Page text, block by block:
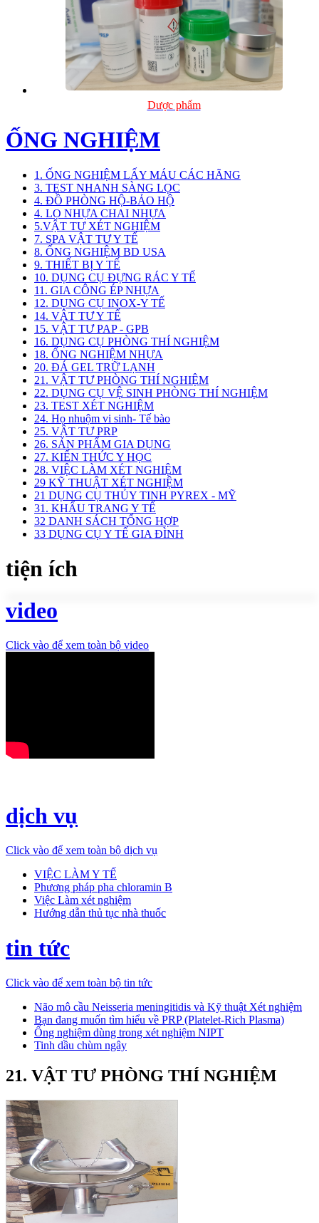
Dược phẩm
ỐNG NGHIỆM
1. ỐNG NGHIỆM LẤY MÁU CÁC HÃNG
3. TEST NHANH SÀNG LỌC
4. ĐỒ PHÒNG HỘ-BẢO HỘ
4. LỌ NHỰA CHAI NHỰA
5.VẬT TƯ XÉT NGHIỆM
7. SPA VẬT TƯ Y TẾ
8. ỐNG NGHIỆM BD USA
9. THIẾT BỊ Y TẾ
10. DỤNG CỤ ĐỰNG RÁC Y TẾ
11. GIA CÔNG ÉP NHỰA
12. DỤNG CỤ INOX-Y TẾ
14. VẬT TƯ Y TẾ
15. VẬT TƯ PAP - GPB
16. DỤNG CỤ PHÒNG THÍ NGHIỆM
18. ỐNG NGHIỆM NHỰA
20. ĐÁ GEL TRỮ LẠNH
21. VẬT TƯ PHÒNG THÍ NGHIỆM
22. DỤNG CỤ VỆ SINH PHÒNG THÍ NGHIỆM
23. TEST XÉT NGHIỆM
24. Họ nhuộm vi sinh- Tế bào
25. VẬT TƯ PRP
26. SẢN PHẨM GIA DỤNG
27. KIẾN THỨC Y HỌC
28. VIỆC LÀM XÉT NGHIỆM
29 KỸ THUẬT XÉT NGHIỆM
21 DỤNG CỤ THỦY TINH PYREX - MỸ
31. KHẨU TRANG Y TẾ
32 DANH SÁCH TỔNG HỢP
33 DỤNG CỤ Y TẾ GIA ĐÌNH
tiện ích
video
Click vào để xem toàn bộ video
dịch vụ
Click vào để xem toàn bộ dịch vụ
VIỆC LÀM Y TẾ
Phương pháp pha chloramin B
Việc Làm xét nghiệm
Hướng dẫn thủ tục nhà thuốc
tin tức
Click vào để xem toàn bộ tin tức
Não mô cầu Neisseria meningitidis và Kỹ thuật Xét nghiệm
Bạn đang muốn tìm hiểu về PRP (Platelet-Rich Plasma)
Ống nghiệm dùng trong xét nghiệm NIPT
Tinh dầu chùm ngây
21. VẬT TƯ PHÒNG THÍ NGHIỆM